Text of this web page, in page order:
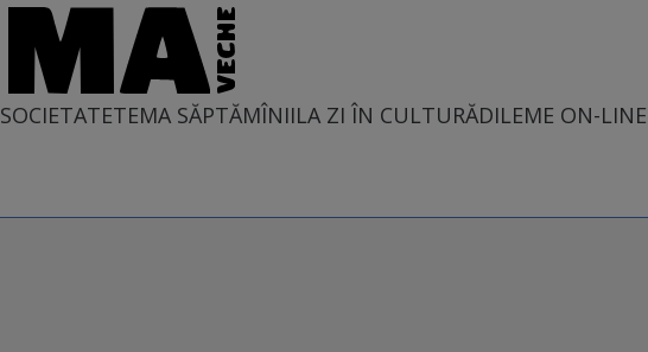
SOCIETATETEMA SĂPTĂMÎNIILA ZI ÎN CULTURĂDILEME ON-LINE